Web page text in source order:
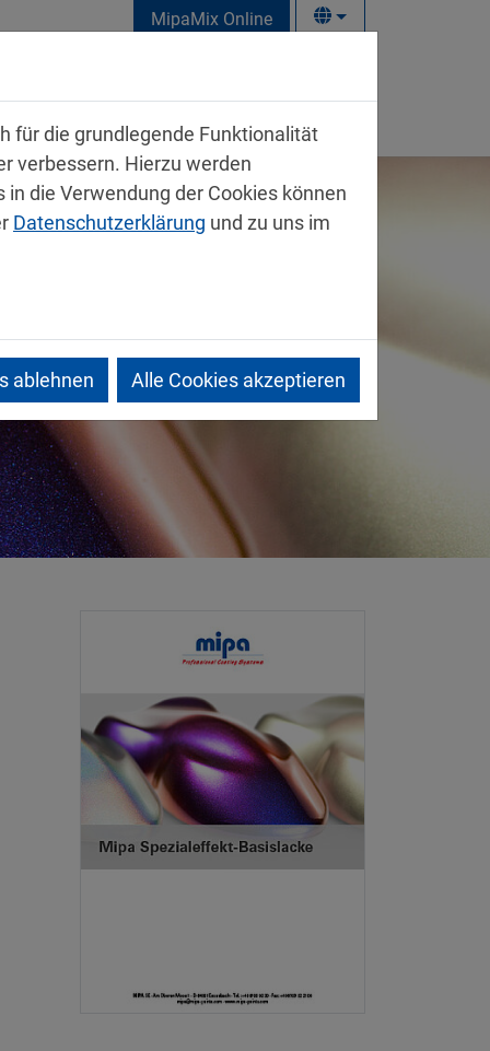
MipaMix Online
für die grundlegende Funktionalität
verbessern. Hierzu werden
die Verwendung der Cookies können
Datenschutzerklärung und zu uns im
ablehnen Alle Cookies akzeptieren